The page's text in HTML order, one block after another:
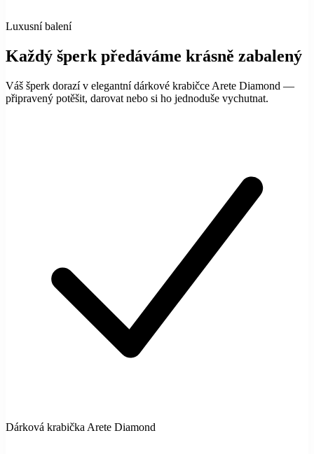
Luxusní balení
Každý šperk předáváme krásně zabalený
Váš šperk dorazí v elegantní dárkové krabičce Arete Diamond —
připravený potěšit, darovat nebo si ho jednoduše vychutnat.
Dárková krabička Arete Diamond